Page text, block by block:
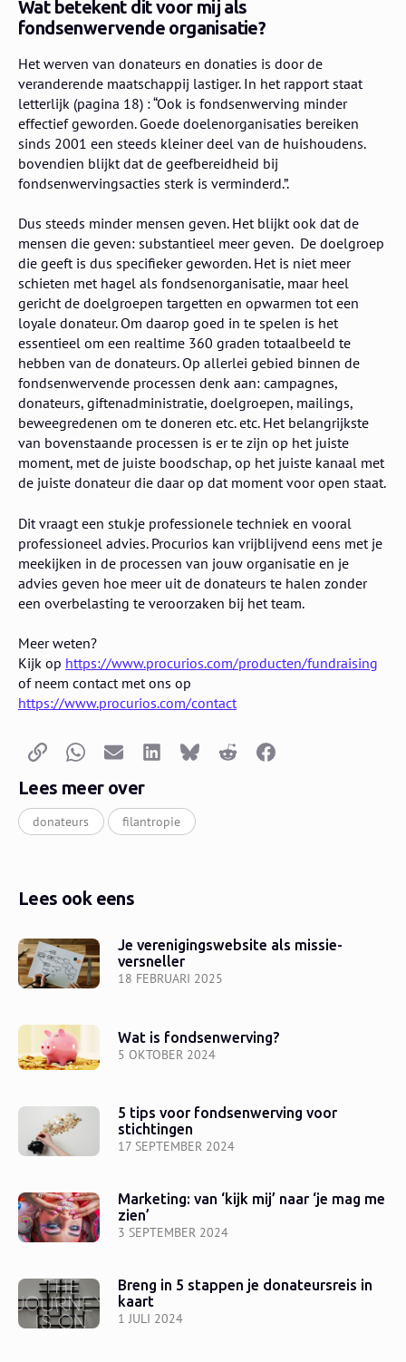
Wat betekent dit voor mij als
fondsenwervende organisatie?
Het werven van donateurs en donaties is door de
veranderende maatschappij lastiger. In het rapport staat
letterlijk (pagina 18) : “Ook is fondsenwerving minder
effectief geworden. Goede doelenorganisaties bereiken
sinds 2001 een steeds kleiner deel van de huishoudens.
bovendien blijkt dat de geefbereidheid bij
fondsenwervingsacties sterk is verminderd.”.
Dus steeds minder mensen geven. Het blijkt ook dat de
mensen die geven: substantieel meer geven. De doelgroep
die geeft is dus specifieker geworden. Het is niet meer
schieten met hagel als fondsenorganisatie, maar heel
gericht de doelgroepen targetten en opwarmen tot een
loyale donateur. Om daarop goed in te spelen is het
essentieel om een realtime 360 graden totaalbeeld te
hebben van de donateurs. Op allerlei gebied binnen de
fondsenwervende processen denk aan: campagnes,
donateurs, giftenadministratie, doelgroepen, mailings,
beweegredenen om te doneren etc. etc. Het belangrijkste
van bovenstaande processen is er te zijn op het juiste
moment, met de juiste boodschap, op het juiste kanaal met
de juiste donateur die daar op dat moment voor open staat.
Dit vraagt een stukje professionele techniek en vooral
professioneel advies. Procurios kan vrijblijvend eens met je
meekijken in de processen van jouw organisatie en je
advies geven hoe meer uit de donateurs te halen zonder
een overbelasting te veroorzaken bij het team.
Meer weten?
Kijk op https://www.procurios.com/producten/fundraising
of neem contact met ons op
https://www.procurios.com/contact
Kopieer linkWhatsappE-mailLinkedInBlueskyReddit Facebook
Lees meer over
donateurs filantropie
Lees ook eens
18 FEBRUARI 2025
Je verenigingswebsite als missie-
versneller
5 OKTOBER 2024
Wat is fondsenwerving?
17 SEPTEMBER 2024
5 tips voor fondsenwerving voor
stichtingen
3 SEPTEMBER 2024
Marketing: van ‘kijk mij’ naar ‘je mag me
zien’
1 JULI 2024
Breng in 5 stappen je donateursreis in
kaart